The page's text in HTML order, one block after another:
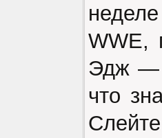
WWE,
Эдж —
что